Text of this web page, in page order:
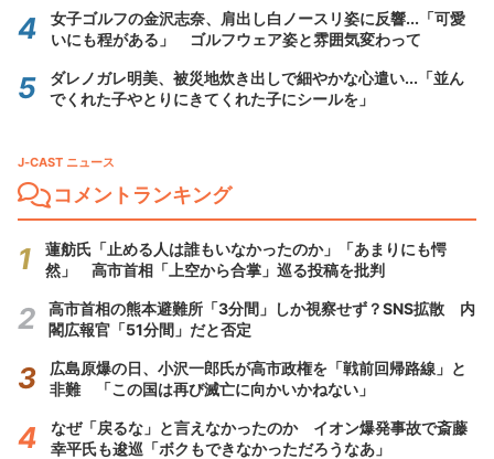
女子ゴルフの金沢志奈、肩出し白ノースリ姿に反響...「可愛
いにも程がある」 ゴルフウェア姿と雰囲気変わって
ダレノガレ明美、被災地炊き出しで細やかな心遣い...「並ん
でくれた子やとりにきてくれた子にシールを」
J-CAST ニュース
コメントランキング
蓮舫氏「止める人は誰もいなかったのか」「あまりにも愕
然」 高市首相「上空から合掌」巡る投稿を批判
高市首相の熊本避難所「3分間」しか視察せず？SNS拡散 内
閣広報官「51分間」だと否定
広島原爆の日、小沢一郎氏が高市政権を「戦前回帰路線」と
非難 「この国は再び滅亡に向かいかねない」
なぜ「戻るな」と言えなかったのか イオン爆発事故で斎藤
幸平氏も逡巡「ボクもできなかっただろうなあ」